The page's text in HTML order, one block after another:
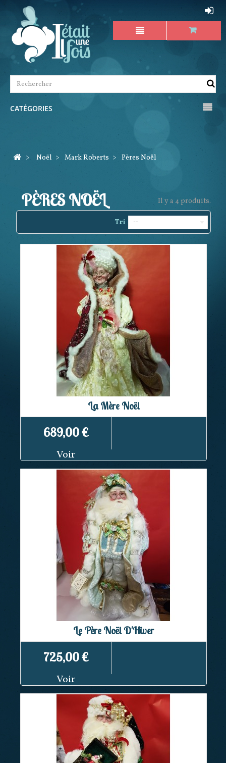
CATÉGORIES
> Noël > Mark Roberts > Pères Noël
PÈRES NOËL Il y a 4 produits.
Tri --
La Mère Noël
689,00 €
Voir
Le Père Noël D'Hiver
725,00 €
Voir